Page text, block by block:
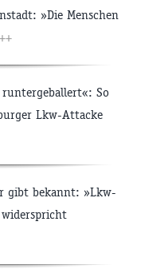
»Die Menschen
So
Lkw-Attacke
gibt bekannt: »Lkw-